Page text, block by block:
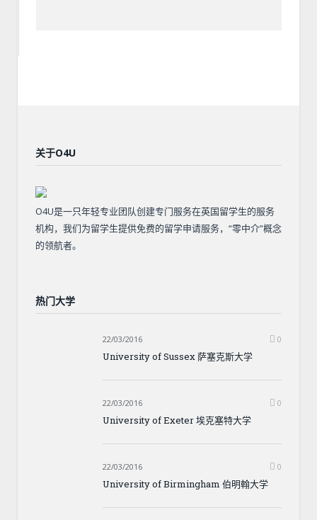
关于O4U
O4U是一只年轻专业团队创建专门服务在英国留学生的服务
机构，我们为留学生提供免费的留学申请服务，“零中介”概念
的领航者。
热门大学
22/03/2016 0
University of Sussex 萨塞克斯大学
22/03/2016 0
University of Exeter 埃克塞特大学
22/03/2016 0
University of Birmingham 伯明翰大学